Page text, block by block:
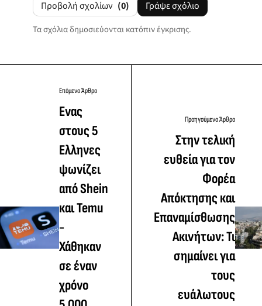
Προβολή σχολίων (0) Γράψε σχόλιο
Τα σχόλια δημοσιεύονται κατόπιν έγκρισης.
Επόμενο Άρθρο
Ενας
στους 5
Ελληνες
ψωνίζει
από Shein
και Temu
-
Χάθηκαν
σε έναν
χρόνο
Προηγούμενο Άρθρο
Στην τελική
ευθεία για τον
Φορέα
Απόκτησης και
Επαναμίσθωσης
Ακινήτων: Τι
σημαίνει για
τους
ευάλωτους